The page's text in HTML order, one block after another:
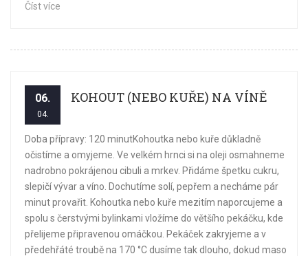
Číst více
06.
04.
KOHOUT (NEBO KUŘE) NA VÍNĚ
Doba přípravy: 120 minutKohoutka nebo kuře důkladně
očistíme a omyjeme. Ve velkém hrnci si na oleji osmahneme
nadrobno pokrájenou cibuli a mrkev. Přidáme špetku cukru,
slepičí vývar a víno. Dochutíme solí, pepřem a necháme pár
minut provařit. Kohoutka nebo kuře mezitím naporcujeme a
spolu s čerstvými bylinkami vložíme do většího pekáčku, kde
přelijeme připravenou omáčkou. Pekáček zakryjeme a v
předehřáté troubě na 170 °C dusíme tak dlouho, dokud maso